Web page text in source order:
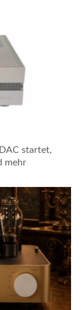
startet,
mehr